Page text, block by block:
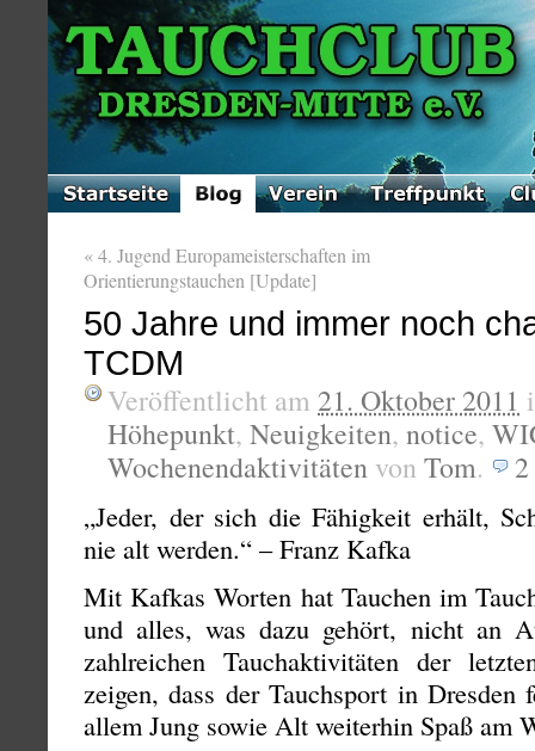
«4. Jugend Europameisterschaften im
Orientierungstauchen [Update]
50 Jahre und immer noch
TCDM
Veröffentlicht am 21. Oktober 2011
Höhepunkt, Neuigkeiten, notice,
Wochenendaktivitäten von Tom. 2
„Jeder, der sich die Fähigkeit erhält,
nie alt werden.“ – Franz Kafka
Mit Kafkas Worten hat Tauchen im
und alles, was dazu gehört, nicht an
zahlreichen Tauchaktivitäten der
zeigen, dass der Tauchsport in
allem Jung sowie Alt weiterhin Spaß am